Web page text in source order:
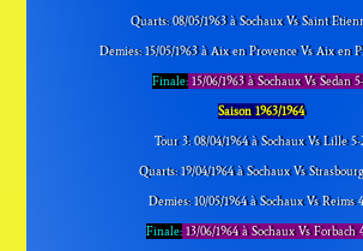
Quarts: 08/05/1963 à Sochaux Vs Saint
Demies: 15/05/1963 à Aix en Provence Vs Aix en
Finale:15/06/1963 à Sochaux Vs Sedan
Saison 1963/1964
Tour 3: 08/04/1964 à Sochaux Vs Lille 5-
Quarts: 19/04/1964 à Sochaux Vs
Demies: 10/05/1964 à Sochaux Vs Reims
Finale: 13/06/1964 à Sochaux Vs Forbach